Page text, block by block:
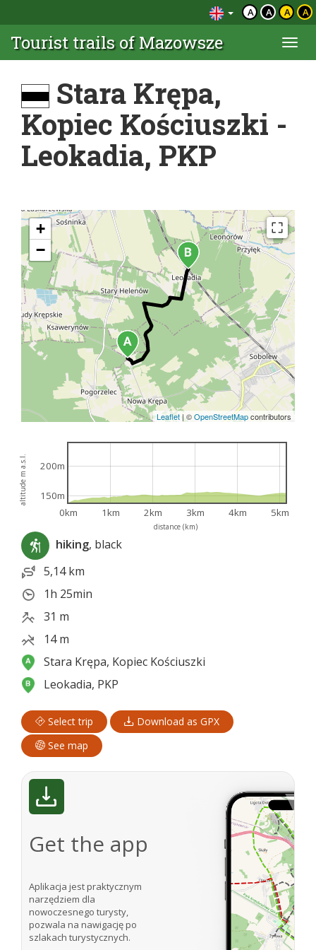
A A A A
Tourist trails of Mazowsze
Stara Krępa,
Kopiec Kościuszki -
Leokadia, PKP
+
−
Leaflet | ©OpenStreetMapcontributors
distance (km)
altitude m a.s.l.
0km 1km 2km 3km 4km 5km
150m
200m
hiking, black
5,14 km
1h 25min
31 m
14 m
Stara Krępa, Kopiec Kościuszki
Leokadia, PKP
Select trip
Download as GPX
See map
Get the app
Aplikacja jest praktycznym
narzędziem dla
nowoczesnego turysty,
pozwala na nawigację po
szlakach turystycznych.